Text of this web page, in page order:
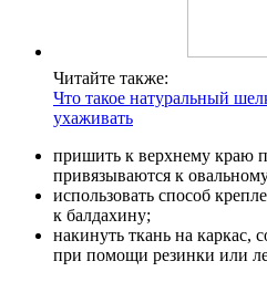
Читайте также:
Что такое натуральный
ухаживать
пришить к верхнему краю
привязываются к
использовать способ
к балдахину;
накинуть ткань на каркас,
при помощи резинки или